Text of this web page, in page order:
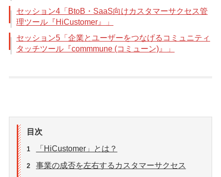
セッション4「BtoB・SaaS向けカスタマーサクセス管
理ツール『HiCustomer』」
セッション5「企業とユーザーをつなげるコミュニティ
タッチツール『commmune (コミューン)』」
目次
1 「HiCustomer」とは？
2 事業の成否を左右するカスタマーサクセス